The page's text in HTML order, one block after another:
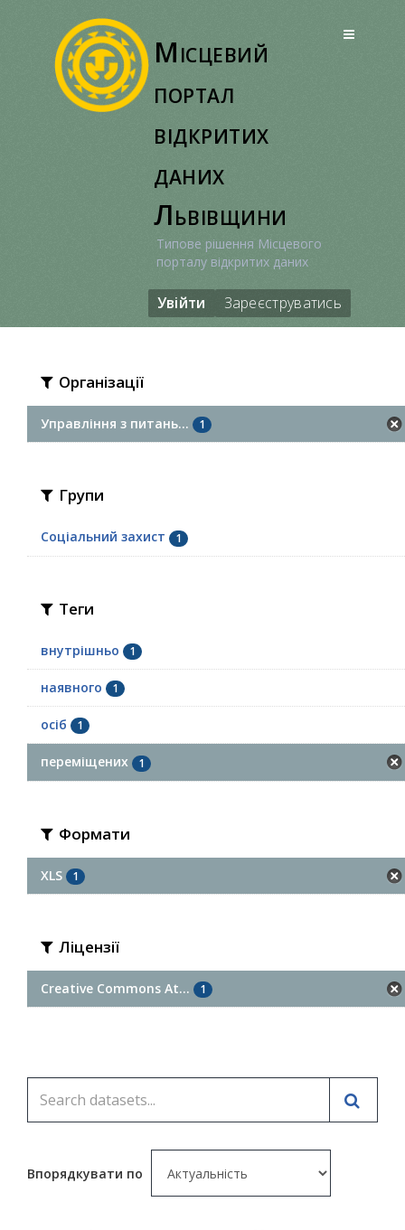
Місцевий
портал
відкритих
даних
Львівщини
Типове рішення Місцевого
порталу відкритих даних
Увійти Зареєструватись
Організації
Управління з питань... 1
Групи
Соціальний захист 1
Теги
внутрішньо 1
наявного 1
осіб 1
переміщених 1
Формати
XLS 1
Ліцензії
Creative Commons At... 1
Впорядкувати по